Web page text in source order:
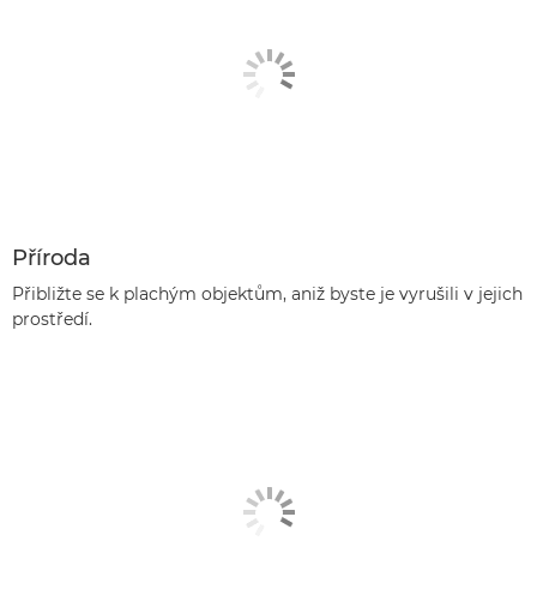
Příroda
Přibližte se k plachým objektům, aniž byste je vyrušili v jejich
prostředí.